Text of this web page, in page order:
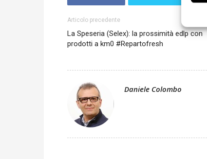
Articolo precedente
La Speseria (Selex): la prossimità edlp con
prodotti a km0 #Repartofresh
Daniele Colombo